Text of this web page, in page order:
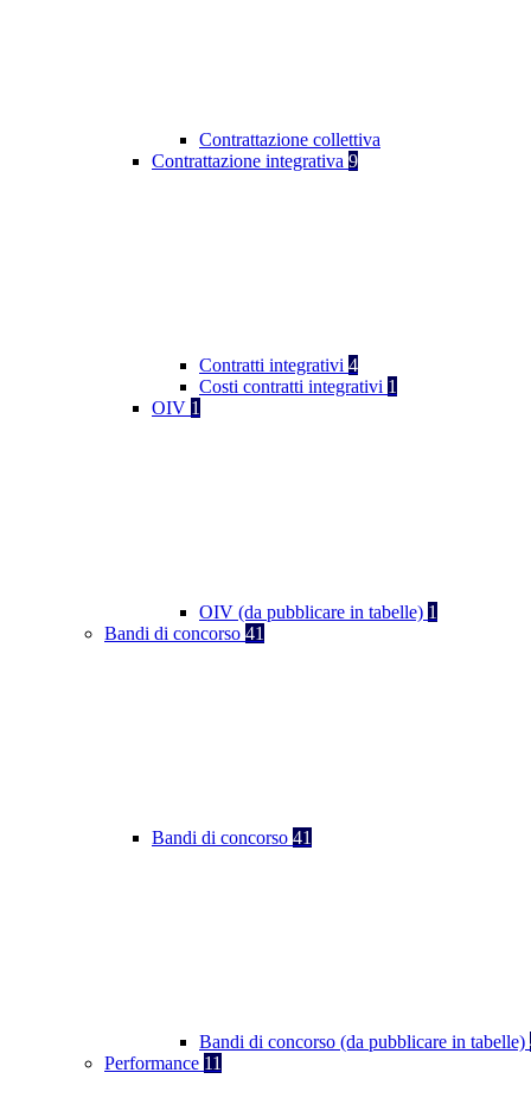
Contrattazione collettiva
Contrattazione integrativa 9
Contratti integrativi 4
Costi contratti integrativi 1
OIV 1
OIV (da pubblicare in tabelle) 1
Bandi di concorso 41
Bandi di concorso 41
Bandi di concorso (da pubblicare in tabelle)
Performance 11